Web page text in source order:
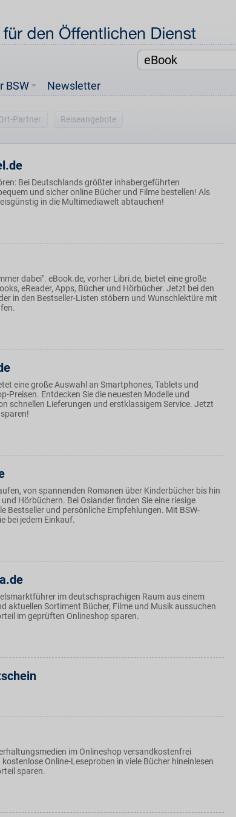
BSW Newsletter
Partner Reiseangebote
Bei Deutschlands größter inhabergeführten
und sicher online Bücher und Filme bestellen! Als
in die Multimediawelt abtauchen!
dabei". eBook.de, vorher Libri.de, bietet eine große
eReader, Apps, Bücher und Hörbücher. Jetzt bei den
in den Bestseller-Listen stöbern und Wunschlektüre mit
eine große Auswahl an Smartphones, Tablets und
Preisen. Entdecken Sie die neuesten Modelle und
schnellen Lieferungen und erstklassigem Service. Jetzt
von spannenden Romanen über Kinderbücher bis hin
Hörbüchern. Bei Osiander finden Sie eine riesige
Bestseller und persönliche Empfehlungen. Mit BSW-
bei jedem Einkauf.
im deutschsprachigen Raum aus einem
aktuellen Sortiment Bücher, Filme und Musik aussuchen
im geprüften Onlineshop sparen.
im Onlineshop versandkostenfrei
kostenlose Online-Leseproben in viele Bücher hineinlesen
sparen.